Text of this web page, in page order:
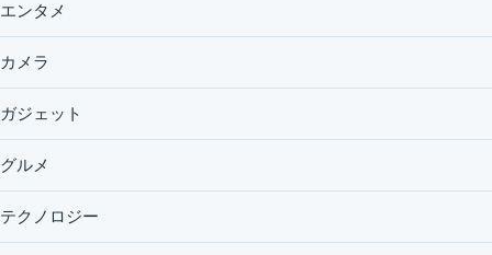
エンタメ
カメラ
ガジェット
グルメ
テクノロジー